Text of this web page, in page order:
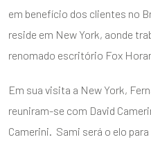
em benefício dos clientes no
reside em New York, aonde
renomado escritório Fox
Em sua visita a New York,
reuniram-se com David
Camerini. Sami será o elo